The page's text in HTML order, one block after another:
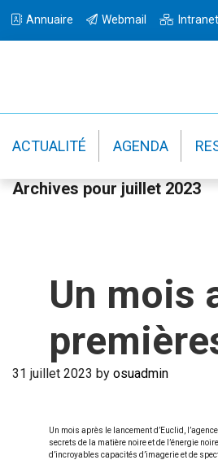
à
navigation
au
principal
à
barre
Annuaire Webmail Intranet
ACTUALITÉ AGENDA
Archives pour juillet 2023
Un mois
31 juillet 2023 by osuadmin
Un mois après le lancement d’Euclid,
secrets de la matière noire et de l’énergie
d’incroyables capacités d’imagerie et de